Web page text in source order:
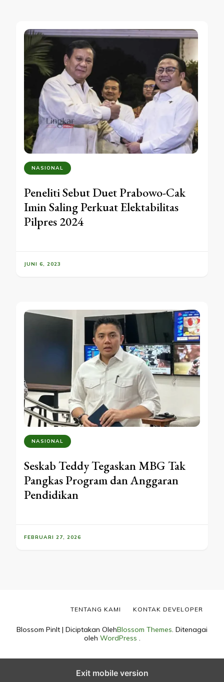
NASIONAL
Peneliti Sebut Duet Prabowo-Cak
Imin Saling Perkuat Elektabilitas
Pilpres 2024
JUNI 6, 2023
NASIONAL
Seskab Teddy Tegaskan MBG Tak
Pangkas Program dan Anggaran
Pendidikan
FEBRUARI 27, 2026
Blossom PinIt | Diciptakan OlehBlossom Themes. Ditenagai
oleh WordPress .
TENTANG KAMI KONTAK DEVELOPER
Exit mobile version